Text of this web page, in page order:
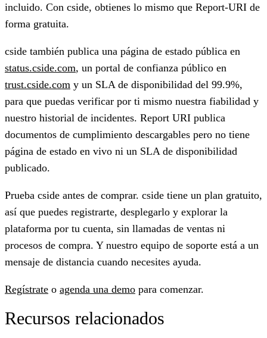
incluido. Con cside, obtienes lo mismo que Report-URI de
forma gratuita.
cside también publica una página de estado pública en
status.cside.com, un portal de confianza público en
trust.cside.com y un SLA de disponibilidad del 99.9%,
para que puedas verificar por ti mismo nuestra fiabilidad y
nuestro historial de incidentes. Report URI publica
documentos de cumplimiento descargables pero no tiene
página de estado en vivo ni un SLA de disponibilidad
publicado.
Prueba cside antes de comprar. cside tiene un plan gratuito,
así que puedes registrarte, desplegarlo y explorar la
plataforma por tu cuenta, sin llamadas de ventas ni
procesos de compra. Y nuestro equipo de soporte está a un
mensaje de distancia cuando necesites ayuda.
Regístrate o agenda una demo para comenzar.
Recursos relacionados